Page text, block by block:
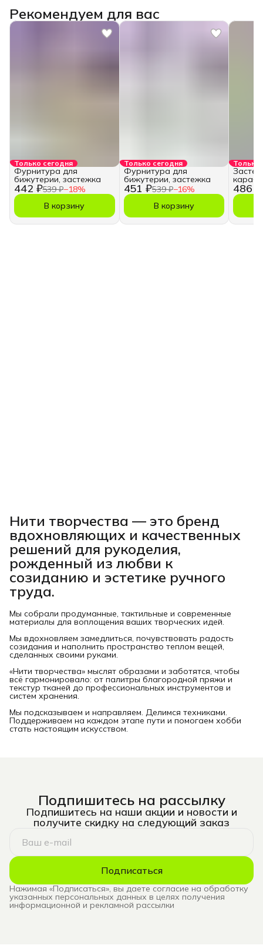
Рекомендуем для вас
Только сегодня
442 ₽539 ₽−18%
Фурнитура для
бижутерии, застежка
В корзину
Только сегодня
451 ₽539 ₽−16%
Фурнитура для
бижутерии, застежка
В корзину
Только
486 ₽
Нити творчества — это бренд
вдохновляющих и качественных
решений для рукоделия,
рожденный из любви к
созиданию и эстетике ручного
труда.
Мы собрали продуманные, тактильные и современные
материалы для воплощения ваших творческих идей.
Мы вдохновляем замедлиться, почувствовать радость
созидания и наполнить пространство теплом вещей,
сделанных своими руками.
«Нити творчества» мыслят образами и заботятся, чтобы
всё гармонировало: от палитры благородной пряжи и
текстур тканей до профессиональных инструментов и
систем хранения.
Мы подсказываем и направляем. Делимся техниками.
Поддерживаем на каждом этапе пути и помогаем хобби
стать настоящим искусством.
Подпишитесь на рассылку
Подпишитесь на наши акции и новости и
получите скидку на следующий заказ
Подписаться
Нажимая «Подписаться», вы даете согласие на обработку
указанных персональных данных в целях получения
информационной и рекламной рассылки